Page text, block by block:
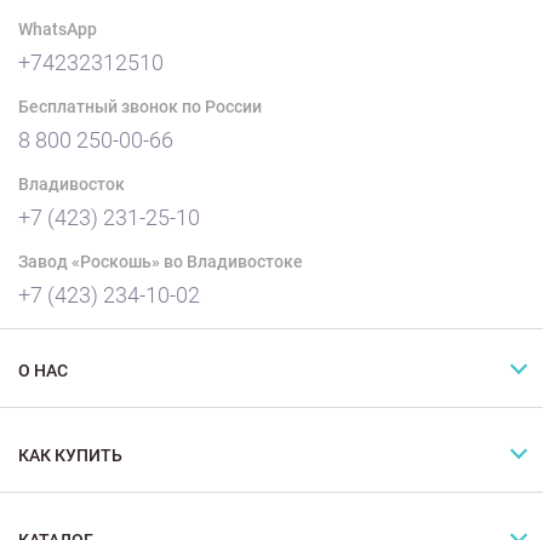
WhatsApp
+74232312510
Бесплатный звонок по России
8 800 250-00-66
Владивосток
+7 (423) 231-25-10
Завод «Роскошь» во Владивостоке
+7 (423) 234-10-02
О НАС
КАК КУПИТЬ